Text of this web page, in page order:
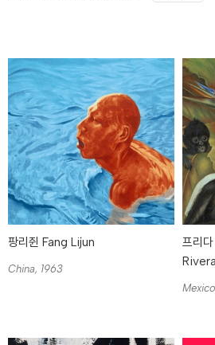
팡리쥔 Fang Lijun
China, 1963
프리
Rivera